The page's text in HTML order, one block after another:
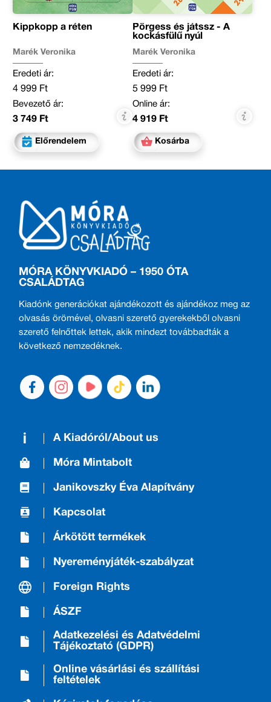
Kippkopp a réten
Marék Veronika
Eredeti ár:
4 999 Ft
Bevezető ár:
3 749 Ft
Előrendelem
Pörgess és játssz - A
kockásfülű nyúl
Marék Veronika
Eredeti ár:
5 999 Ft
Online ár:
4 919 Ft
Kosárba
MÓRA KÖNYVKIADÓ – 1950 ÓTA
CSALÁDTAG
Kiadónk generációkat ajándékozott és ajándékoz meg az
olvasás örömével, olvasni szerető gyerekekből olvasni
szerető felnőttek lettek, akik mindezt továbbadták a
következő nemzedéknek.
A Kiadóról/About us
Móra Mintabolt
Janikovszky Éva Alapítvány
Kapcsolat
Árkötött termékek
Nyereményjáték-szabályzat
Foreign Rights
ÁSZF
Adatkezelési és Adatvédelmi
Tájékoztató (GDPR)
Online vásárlási és szállítási
feltételek